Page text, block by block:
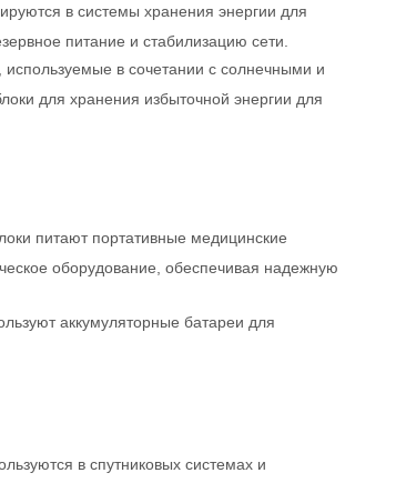
в системы хранения энергии для
питание и стабилизацию сети.
в сочетании с солнечными и
для хранения избыточной энергии для
питают портативные медицинские
оборудование, обеспечивая надежную
аккумуляторные батареи для
в спутниковых системах и